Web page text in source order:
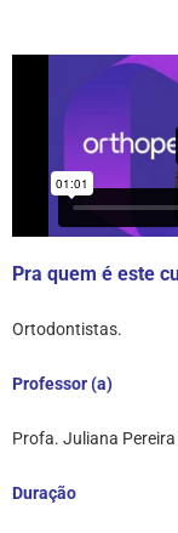
Pra quem é este
Ortodontistas.
Professor (a)
Profa. Juliana
Duração